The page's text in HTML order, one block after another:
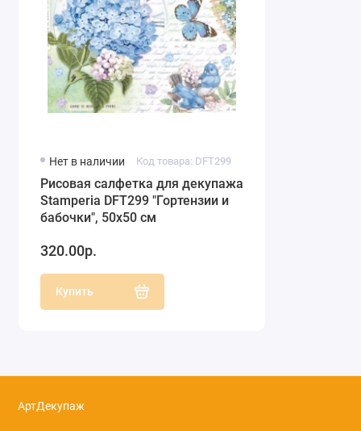
Нет в наличии Код товара: DFT299
Рисовая салфетка для декупажа
Stamperia DFT299 "Гортензии и
бабочки", 50х50 см
320.00р.
Купить
АртДекупаж